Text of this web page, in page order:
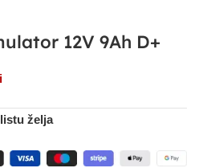
12V 9Ah D+
želja